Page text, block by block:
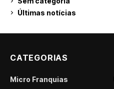
Últimas notícias
CATEGORIAS
Micro Franquias